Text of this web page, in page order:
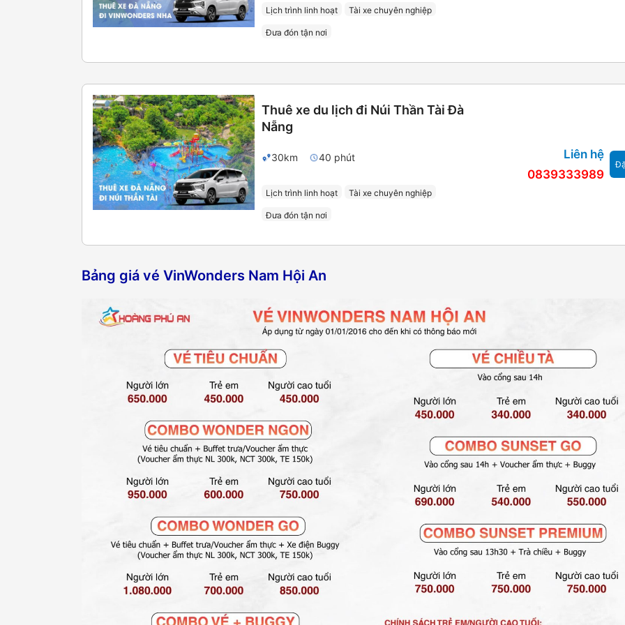
Lịch trình linh hoạt Tài xe chuyên nghiệp
Đưa đón tận nơi
Thuê xe du lịch đi Núi Thần Tài Đà
Nẵng
30km 40 phút
Lịch trình linh hoạt Tài xe chuyên nghiệp
Đưa đón tận nơi
Liên hệ
0839333989
Bảng giá vé VinWonders Nam Hội An